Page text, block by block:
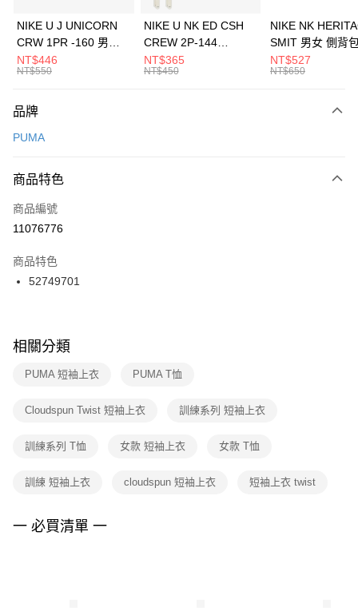
元大商業銀行
台灣樂天信用卡公司
全盈+PAY
AFTEE先享後付
【關於「AFTEE先享後付」】
便利好安心！
３．安心：先確認商品／服務後，再付款。
【「AFTEE先享後付」結帳流程】
１．於結帳方式選擇「AFTEE先享後付」後，將跳轉至「AFTEE先享後付」
２．訂單成立數日內，您將收到繳費通知簡訊。
３．收到繳費通知簡訊後14天內，點擊此簡訊中的連結，可透過四大超商／
ATM／網路銀行／等多元方式進行付款，方視為交易完成。
※ 交易是否成功請以「AFTEE先享後付 」之結帳頁面顯示為準，若有關於
是否繳費成功／繳費後需取消欲退款等相關疑問，請聯繫「AFTEE先享後付
客戶支援中心」 https://netprotections.freshdesk.com/support/home
１．透過由恩沛科技股份有限公司提供之「AFTEE先享後付」服務完成之交
權轉讓予恩沛科技股份有限公司。
３．未成年的使用者請事先徵得法定代理人或監護人之同意方可使用
４．使用「AFTEE先享後付」時，將依據個別帳號之用戶狀況，依本公司即
運送方式
每筆NT$100，滿NT$1,500(含以上)免運費
宅配
每筆NT$100，滿NT$1,500(含以上)免運費
付款後門市自取
每筆NT$100，滿NT$1,500(含以上)免運費
NIKE U J UNICORN
CRW 1PR -160 男女
中統襪 FZ3393100
NT$446
NT$550
NIKE U NK ED CSH
CREW 2P-144
EMBRDY 男女 短統襪
FZ3073133
NT$365
NT$450
NIKE NK
SMIT 男女 側背
BA5871010
NT$527
NT$650
品牌
PUMA
商品特色
商品編號
11076776
商品特色
52749701
相關分類
PUMA 短袖上衣 PUMA T恤
Cloudspun Twist 短袖上衣 訓練系列 短袖上衣
訓練系列 T恤 女款 短袖上衣 女款 T恤
訓練 短袖上衣 cloudspun 短袖上衣 短袖上衣 twist
一 必買清單 一